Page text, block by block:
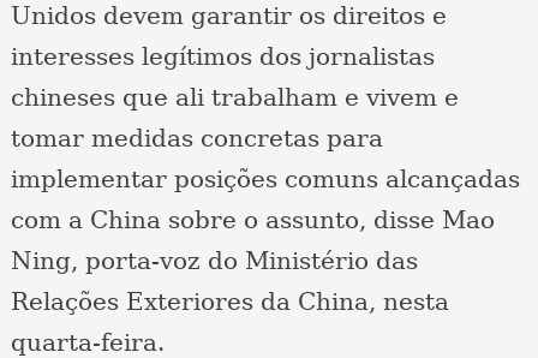
Unidos devem garantir os direitos e
interesses legítimos dos jornalistas
chineses que ali trabalham e vivem e
tomar medidas concretas para
implementar posições comuns alcançadas
com a China sobre o assunto, disse Mao
Ning, porta-voz do Ministério das
Relações Exteriores da China, nesta
quarta-feira.